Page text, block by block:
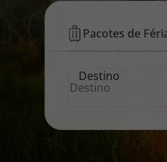
Pacotes de
Disneyland ®
Hotéis
Baratos
Top
Pacotes de
Destino